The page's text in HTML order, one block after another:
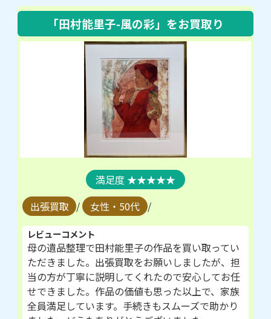
「田村能里子-風の彩」 をお買取り
★★★★★
出張買取 / 女性・50代 /
レビューコメント
母の遺品整理で田村能里子の作品を買い取ってい
ただきました。出張買取をお願いしましたが、担
当の方が丁寧に説明してくれたので安心してお任
せできました。作品の価値も思った以上で、家族
全員満足しています。手続きもスムーズで助かり